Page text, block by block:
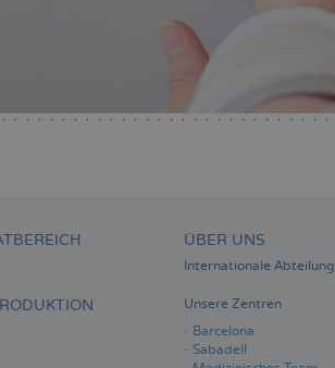
ÜBER UNS
Internationale Abteilung
Unsere Zentren
Barcelona
Sabadell